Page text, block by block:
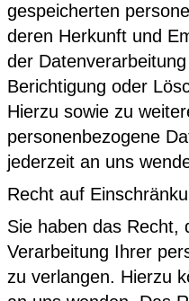
gespeicherten
deren Herkunft und
der
Berichtigung oder
Hierzu sowie zu
personenbezogene
jederzeit an uns
Recht auf
Sie haben das Recht,
Verarbeitung Ihrer
zu verlangen. Hierzu